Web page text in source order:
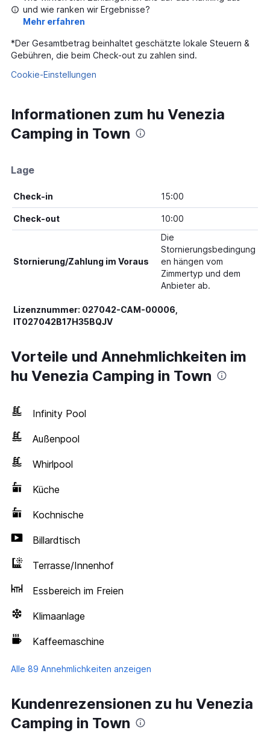
und wie ranken wir Ergebnisse?
Mehr erfahren
*Der Gesamtbetrag beinhaltet geschätzte lokale Steuern &
Gebühren, die beim Check-out zu zahlen sind.
Cookie-Einstellungen
Informationen zum hu Venezia
Camping in Town
Lage
Check-in 15:00
Check-out 10:00
Stornierung/Zahlung im Voraus
Die
Stornierungsbedingung
en hängen vom
Zimmertyp und dem
Anbieter ab.
Lizenznummer: 027042-CAM-00006,
IT027042B17H35BQJV
Vorteile und Annehmlichkeiten im
hu Venezia Camping in Town
Infinity Pool
Außenpool
Whirlpool
Küche
Kochnische
Billardtisch
Terrasse/Innenhof
Essbereich im Freien
Klimaanlage
Kaffeemaschine
Alle 89 Annehmlichkeiten anzeigen
Kundenrezensionen zu hu Venezia
Camping in Town